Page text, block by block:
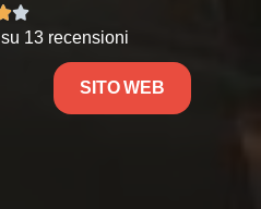

13 recensioni
SITO WEB